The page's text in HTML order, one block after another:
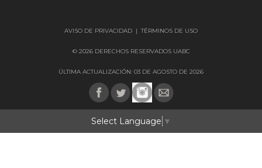
AVISO DE PRIVACIDAD | TÉRMINOS DE USO
© 2026 DERECHOS RESERVADOS UABC
ÚLTIMA ACTUALIZACIÓN: 03 DE AGOSTO DE 2026
Select Language ▼